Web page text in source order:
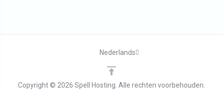
Copyright © 2026 Spell Hosting. Alle rechten voorbehouden.
Nederlands